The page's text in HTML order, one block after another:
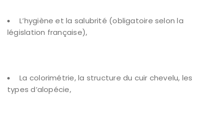
L’hygiène et la salubrité (obligatoire selon la
législation française),
La colorimétrie, la structure du cuir chevelu, les
types d’alopécie,